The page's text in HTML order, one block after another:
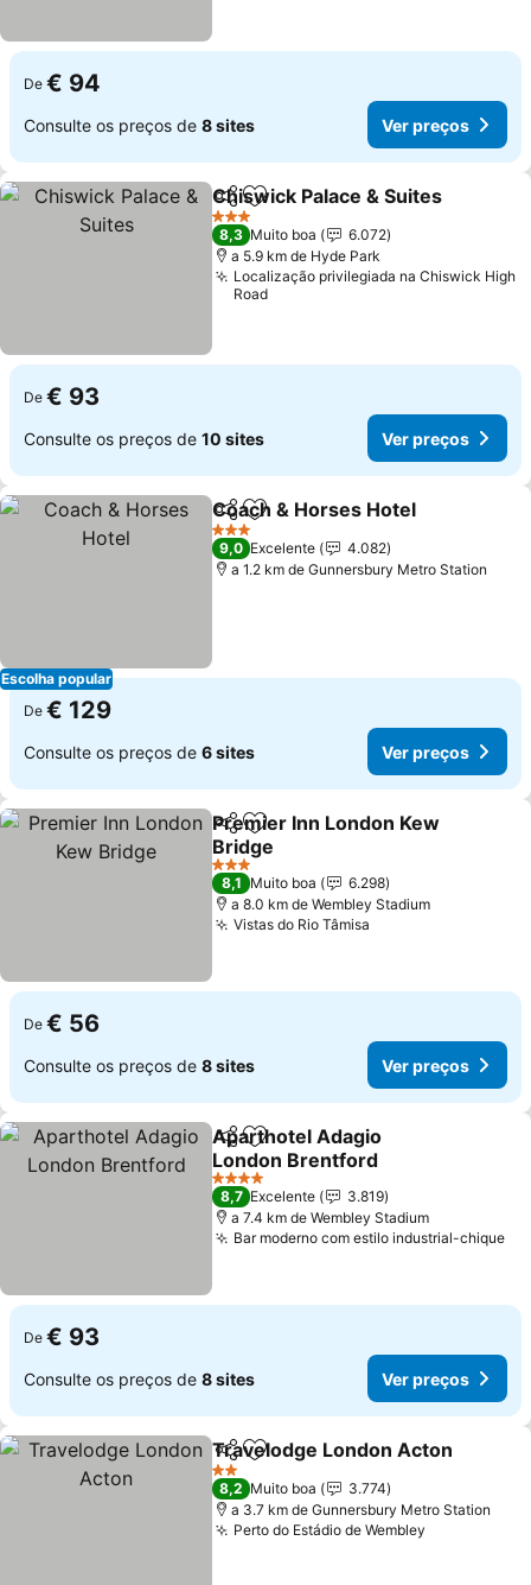
De € 94
Consulte os preços de 8 sites Ver preços
PartilharAdicionar aos favoritos
Chiswick Palace & Suites
3 Estrelas
8,3 Muito boa
6.072
a 5.9 km de Hyde Park
Localização privilegiada na Chiswick High
Road
De € 93
Consulte os preços de 10 sites Ver preços
Escolha popular
PartilharAdicionar aos favoritos
Coach & Horses Hotel
3 Estrelas
9,0 Excelente
4.082
a 1.2 km de Gunnersbury Metro Station
De € 129
Consulte os preços de 6 sites Ver preços
PartilharAdicionar aos favoritos
Premier Inn London Kew
Bridge
Ver preços
3 Estrelas
8,1 Muito boa
6.298
a 8.0 km de Wembley Stadium
Vistas do Rio Tâmisa
De € 56
Consulte os preços de 8 sites Ver preços
PartilharAdicionar aos favoritos
Aparthotel Adagio
London Brentford
Ver preços
4 Estrelas
8,7 Excelente
3.819
a 7.4 km de Wembley Stadium
Bar moderno com estilo industrial-chique
De € 93
Consulte os preços de 8 sites Ver preços
PartilharAdicionar aos favoritos
Travelodge London Acton
2 Estrelas
8,2 Muito boa
3.774
a 3.7 km de Gunnersbury Metro Station
Perto do Estádio de Wembley